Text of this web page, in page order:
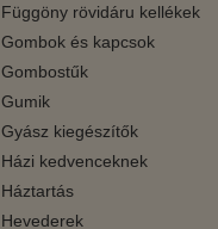
Függöny rövidáru kellékek
Gombok és kapcsok
Gombostűk
Gumik
Gyász kiegészítők
Házi kedvenceknek
Háztartás
Hevederek